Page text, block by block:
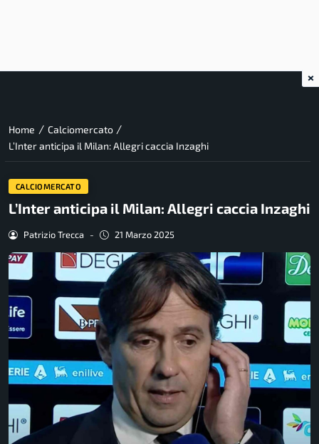
Home / Calciomercato /
L’Inter anticipa il Milan: Allegri caccia Inzaghi
CALCIOMERCATO
L’Inter anticipa il Milan: Allegri caccia Inzaghi
Patrizio Trecca - 21 Marzo 2025
×